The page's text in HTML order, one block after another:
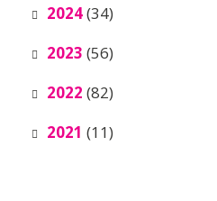
2024(34)
2023 (56)
2022 (82)
2021 (11)